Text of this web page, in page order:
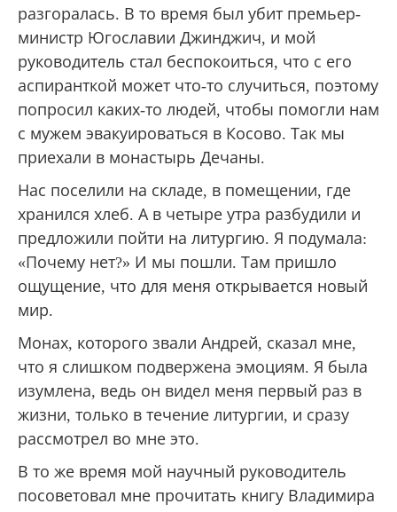
разгоралась. В то время был убит премьер-
министр Югославии Джинджич, и мой
руководитель стал беспокоиться, что с его
аспиранткой может что-то случиться, поэтому
попросил каких-то людей, чтобы помогли нам
с мужем эвакуироваться в Косово. Так мы
приехали в монастырь Дечаны.
Нас поселили на складе, в помещении, где
хранился хлеб. А в четыре утра разбудили и
предложили пойти на литургию. Я подумала:
«Почему нет?» И мы пошли. Там пришло
ощущение, что для меня открывается новый
мир.
Монах, которого звали Андрей, сказал мне,
что я слишком подвержена эмоциям. Я была
изумлена, ведь он видел меня первый раз в
жизни, только в течение литургии, и сразу
рассмотрел во мне это.
В то же время мой научный руководитель
посоветовал мне прочитать книгу Владимира